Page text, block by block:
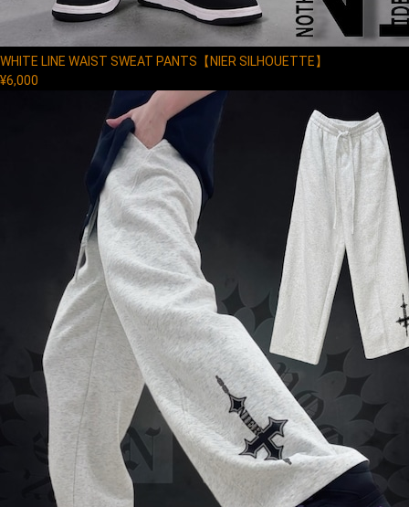
WHITE LINE WAIST SWEAT PANTS【NIER SILHOUETTE】
¥6,000